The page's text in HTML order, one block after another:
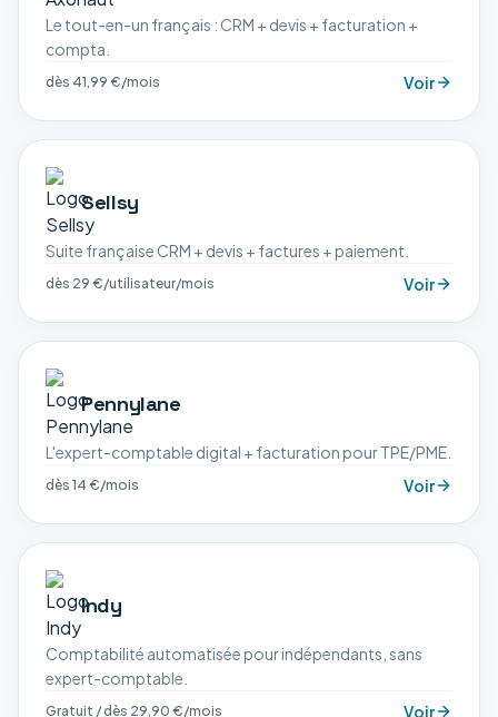
Le tout-en-un français : CRM + devis + facturation +
compta.
dès 41,99 €/mois Voir
Sellsy
Suite française CRM + devis + factures + paiement.
dès 29 €/utilisateur/mois Voir
Pennylane
L'expert-comptable digital + facturation pour TPE/PME.
dès 14 €/mois Voir
Indy
Comptabilité automatisée pour indépendants, sans
expert-comptable.
Gratuit / dès 29,90 €/mois Voir